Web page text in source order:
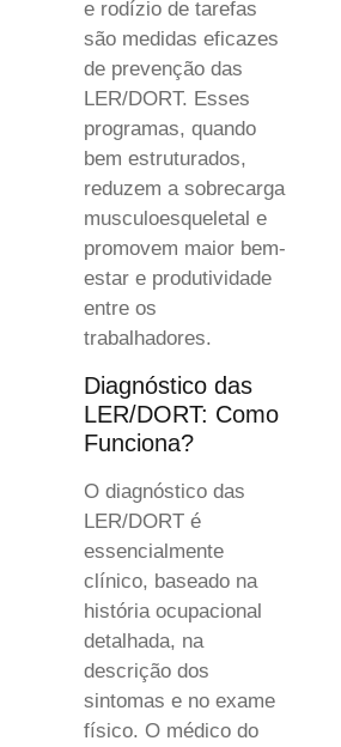
e rodízio de tarefas
são medidas eficazes
de prevenção das
LER/DORT. Esses
programas, quando
bem estruturados,
reduzem a sobrecarga
musculoesqueletal e
promovem maior bem-
estar e produtividade
entre os
trabalhadores.
Diagnóstico das
LER/DORT: Como
Funciona?
O diagnóstico das
LER/DORT é
essencialmente
clínico, baseado na
história ocupacional
detalhada, na
descrição dos
sintomas e no exame
físico. O médico do